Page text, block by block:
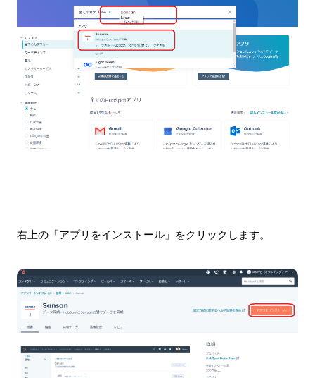
右上の「アプリをインストール」をクリックします。